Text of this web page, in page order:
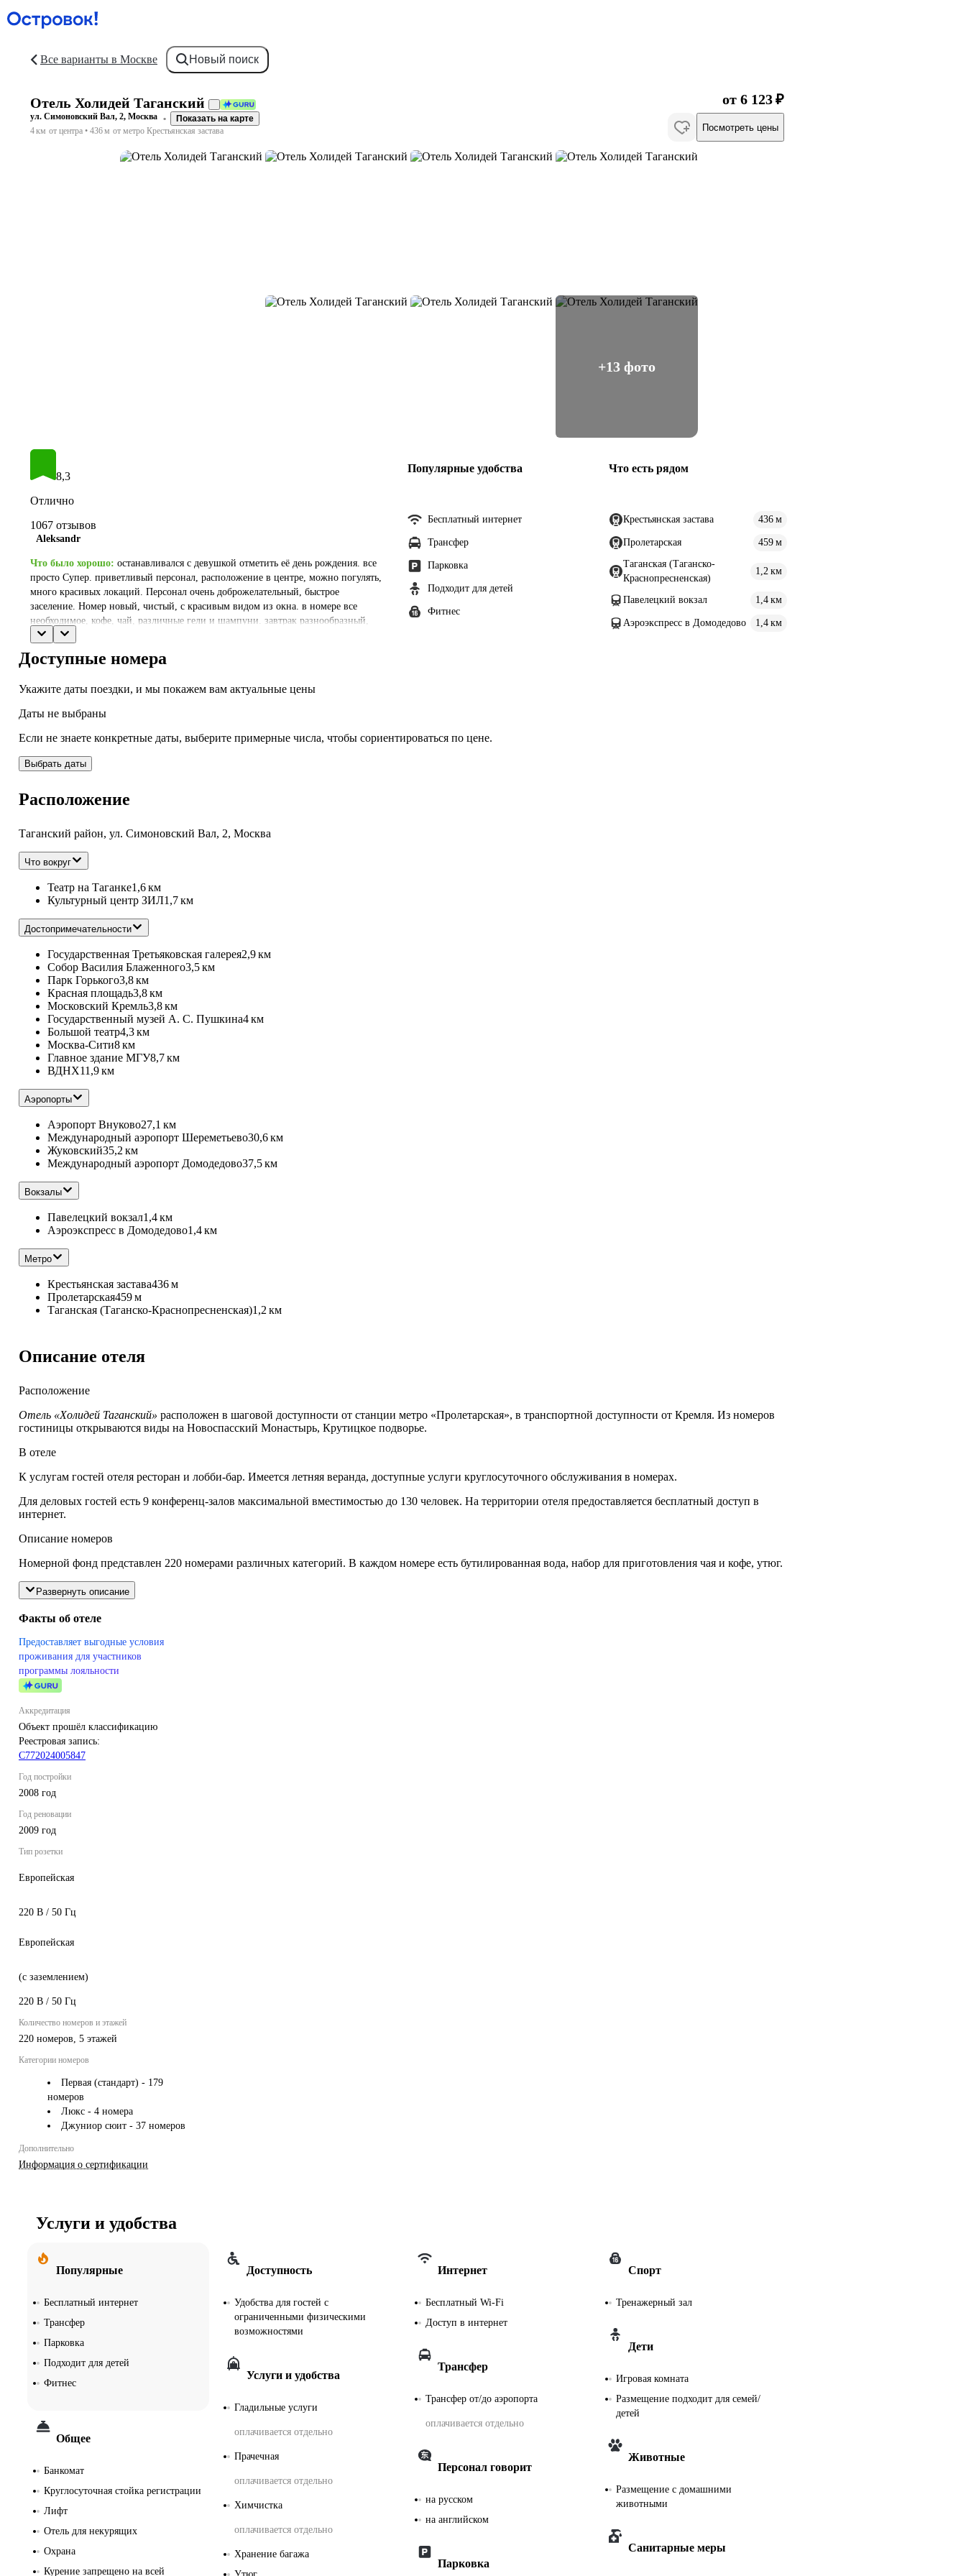
Все варианты в Москве Новый поиск
Отель Холидей Таганский
ул. Симоновский Вал, 2, Москва
Показать на карте
4 км от центра 436 м от метро Крестьянская застава
от 6 123 ₽
Посмотреть цены
+13 фото
8,3
Отлично
1067 отзывов
Aleksandr
Что было хорошо останавливался с девушкой отметить её день рождения. все
просто Супер. приветливый персонал, расположение в центре, можно погулять,
много красивых локаций. Персонал очень доброжелательный, быстрое
заселение. Номер новый, чистый, с красивым видом из окна. в номере все
необходимое, кофе, чай, различные гели и шампуни. завтрак разнообразный,
подойдет любому и на любой вкус. все очень понравилось, приедем ещё.
Что было плохо -
Популярные удобства
Бесплатный интернет
Трансфер
Парковка
Подходит для детей
Фитнес
Что есть рядом
Крестьянская застава 436 м
Пролетарская
459 м
Таганская (Таганско-
Краснопресненская)
1,2 км
Павелецкий вокзал 1,4 км
Аэроэкспресс в Домодедово 1,4 км
Доступные номера
Укажите даты поездки, и мы покажем вам актуальные цены
Даты не выбраны
Если не знаете конкретные даты, выберите примерные числа, чтобы сориентироваться по цене.
Выбрать даты
Расположение
Таганский район, ул. Симоновский Вал, 2, Москва
Что вокруг
Театр на Таганке1,6 км
Культурный центр ЗИЛ1,7 км
Достопримечательности
Государственная Третьяковская галерея2,9 км
Собор Василия Блаженного3,5 км
Парк Горького3,8 км
Красная площадь3,8 км
Московский Кремль3,8 км
Государственный музей А. С. Пушкина4 км
Большой театр4,3 км
Москва-Сити8 км
Главное здание МГУ8,7 км
ВДНХ11,9 км
Аэропорты
Аэропорт Внуково27,1 км
Международный аэропорт Шереметьево30,6 км
Жуковский35,2 км
Международный аэропорт Домодедово37,5 км
Вокзалы
Павелецкий вокзал1,4 км
Аэроэкспресс в Домодедово1,4 км
Метро
Крестьянская застава436 м
Пролетарская459 м
Таганская (Таганско-Краснопресненская)1,2 км
Описание отеля
Расположение
Отель «Холидей Таганский» расположен в шаговой доступности от станции метро «Пролетарская», в транспортной доступности от Кремля. Из номеров
гостиницы открываются виды на Новоспасский Монастырь, Крутицкое подворье.
В отеле
К услугам гостей отеля ресторан и лобби-бар. Имеется летняя веранда, доступные услуги круглосуточного обслуживания в номерах.
Для деловых гостей есть 9 конференц-залов максимальной вместимостью до 130 человек. На территории отеля предоставляется бесплатный доступ в
интернет.
Описание номеров
Номерной фонд представлен 220 номерами различных категорий. В каждом номере есть бутилированная вода, набор для приготовления чая и кофе, утюг.
Развернуть описание
Факты об отеле
Предоставляет выгодные условия
проживания для участников
программы лояльности
Аккредитация
Объект прошёл классификацию
Реестровая запись:
С772024005847
Год постройки
2008 год
Год реновации
2009 год
Тип розетки
Европейская
220 В / 50 Гц
Европейская
(с заземлением)
220 В / 50 Гц
Количество номеров и этажей
220 номеров, 5 этажей
Категории номеров
Первая (стандарт) - 179
номеров
Люкс - 4 номера
Джуниор сюит - 37 номеров
Дополнительно
Информация о сертификации
Услуги и удобства
Популярные
Бесплатный интернет
Трансфер
Парковка
Подходит для детей
Фитнес
Общее
Банкомат
Круглосуточная стойка регистрации
Лифт
Отель для некурящих
Охрана
Курение запрещено на всей
Доступность
Удобства для гостей с
ограниченными физическими
возможностями
Услуги и удобства
Гладильные услуги
оплачивается отдельно
Прачечная
оплачивается отдельно
Химчистка
оплачивается отдельно
Хранение багажа
Интернет
Бесплатный Wi-Fi
Доступ в интернет
Трансфер
Трансфер от/до аэропорта
оплачивается отдельно
Персонал говорит
на русском
на английском
Парковка
Спорт
Тренажерный зал
Дети
Игровая комната
Размещение подходит для семей/
детей
Животные
Размещение с домашними
животными
Санитарные меры